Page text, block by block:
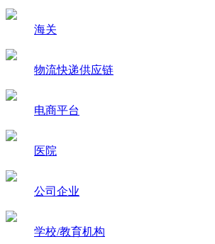
海关
物流快递供应链
电商平台
医院
公司企业
学校/教育机构